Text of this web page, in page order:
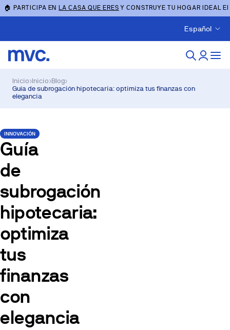
🏠 PARTICIPA ENLA CASA QUE ERES Y CONSTRUYE TU HOGAR IDEAL
Español
Inicio›Inicio›Blog›
Guía de subrogación hipotecaria: optimiza tus finanzas con
elegancia
INNOVACIÓN
Guía
de
subrogación
hipotecaria:
optimiza
tus
finanzas
con
elegancia